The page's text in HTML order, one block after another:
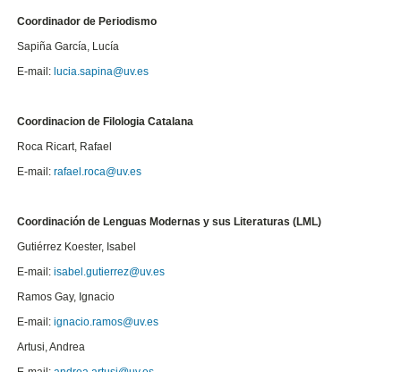
Coordinador de Periodismo
Sapiña García, Lucía
E-mail: lucia.sapina@uv.es
Coordinacion de Filologia Catalana
Roca Ricart, Rafael
E-mail: rafael.roca@uv.es
Coordinación de Lenguas Modernas y sus Literaturas (LML)
Gutiérrez Koester, Isabel
E-mail:isabel.gutierrez@uv.es
Ramos Gay, Ignacio
E-mail:ignacio.ramos@uv.es
Artusi, Andrea